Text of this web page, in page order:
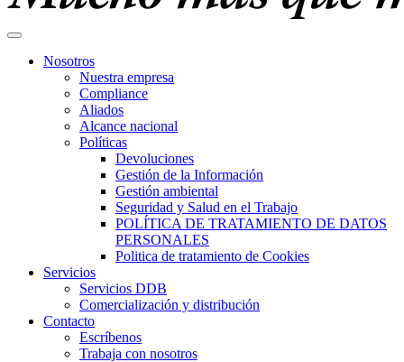
Nosotros
Nuestra empresa
Compliance
Aliados
Alcance nacional
Políticas
Devoluciones
Gestión de la Información
Gestión ambiental
Seguridad y Salud en el Trabajo
POLÍTICA DE TRATAMIENTO DE DATOS
PERSONALES
Politica de tratamiento de Cookies
Servicios
Servicios DDB
Comercialización y distribución
Contacto
Escríbenos
Trabaja con nosotros